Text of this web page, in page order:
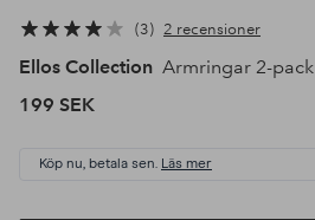
3 2 recensioner
Ellos Collection Armringar 2-pack
199 SEK
Köp nu, betala sen. Läs mer